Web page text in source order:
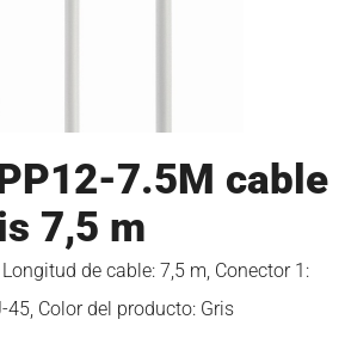
7.5M cable
7,5 m
de cable: 7,5 m, Conector 1:
45, Color del producto: Gris